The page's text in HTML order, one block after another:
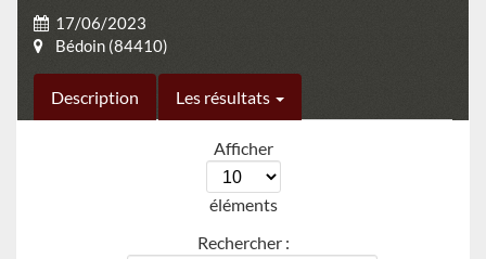
17/06/2023
Bédoin (84410)
Description Les résultats
Afficher
éléments
Rechercher :